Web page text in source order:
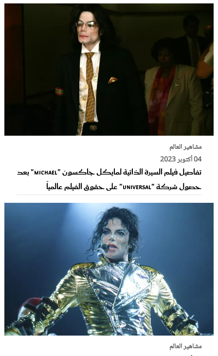
مشاهير العالم
04 أكتوبر 2023
تفاصيل فيلم السيرة الذاتية لمايكل جاكسون "Michael" بعد
حصول شركة "Universal" على حقوق الفيلم عالمياً
مشاهير العالم